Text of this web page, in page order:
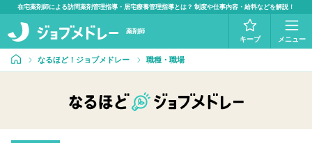
在宅薬剤師による訪問薬剤管理指導・居宅療養管理指導とは？ 制度や仕事内容・給料などを解説！
薬剤師
キープ メニュー
なるほど！ジョブメドレー 職種・職場